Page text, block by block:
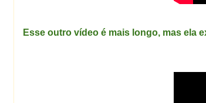
Esse outro vídeo é mais longo, mas ela